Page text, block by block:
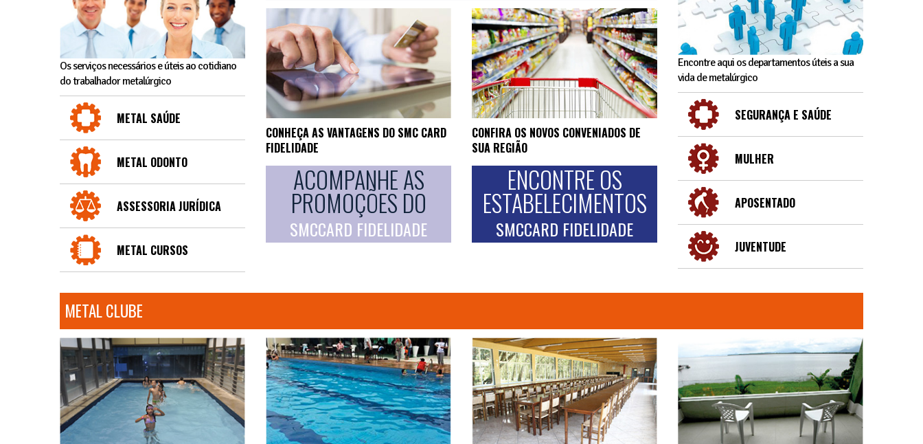
Os serviços necessários e úteis ao cotidiano
do trabalhador metalúrgico
METAL SAÚDE
METAL ODONTO
ASSESSORIA JURÍDICA
METAL CURSOS
CONHEÇA AS VANTAGENS DO SMC CARD
FIDELIDADE
ACOMPANHE AS
PROMOÇÕES DO
SMCCARD FIDELIDADE
CONFIRA OS NOVOS CONVENIADOS DE
SUA REGIÃO
ENCONTRE OS
ESTABELECIMENTOS
SMCCARD FIDELIDADE
Encontre aqui os departamentos úteis a sua
vida de metalúrgico
SEGURANÇA E SAÚDE
MULHER
APOSENTADO
JUVENTUDE
METAL CLUBE